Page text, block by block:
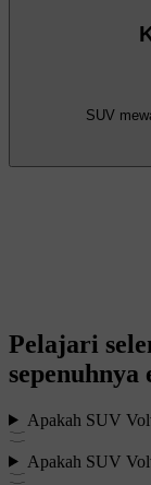
SUV
Pelajari
Apakah SUV
Apakah SUV